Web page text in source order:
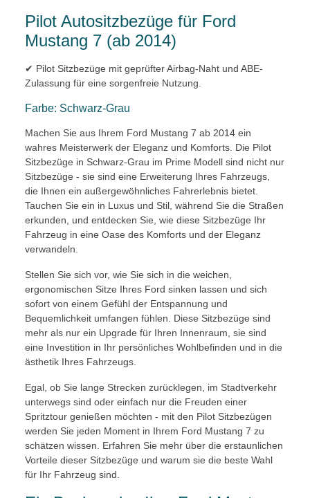
Pilot Autositzbezüge für Ford
Mustang 7 (ab 2014)
✔ Pilot Sitzbezüge mit geprüfter Airbag-Naht und ABE-
Zulassung für eine sorgenfreie Nutzung.
Farbe: Schwarz-Grau
Machen Sie aus Ihrem Ford Mustang 7 ab 2014 ein
wahres Meisterwerk der Eleganz und Komforts. Die Pilot
Sitzbezüge in Schwarz-Grau im Prime Modell sind nicht nur
Sitzbezüge - sie sind eine Erweiterung Ihres Fahrzeugs,
die Ihnen ein außergewöhnliches Fahrerlebnis bietet.
Tauchen Sie ein in Luxus und Stil, während Sie die Straßen
erkunden, und entdecken Sie, wie diese Sitzbezüge Ihr
Fahrzeug in eine Oase des Komforts und der Eleganz
verwandeln.
Stellen Sie sich vor, wie Sie sich in die weichen,
ergonomischen Sitze Ihres Ford sinken lassen und sich
sofort von einem Gefühl der Entspannung und
Bequemlichkeit umfangen fühlen. Diese Sitzbezüge sind
mehr als nur ein Upgrade für Ihren Innenraum, sie sind
eine Investition in Ihr persönliches Wohlbefinden und in die
ästhetik Ihres Fahrzeugs.
Egal, ob Sie lange Strecken zurücklegen, im Stadtverkehr
unterwegs sind oder einfach nur die Freuden einer
Spritztour genießen möchten - mit den Pilot Sitzbezügen
werden Sie jeden Moment in Ihrem Ford Mustang 7 zu
schätzen wissen. Erfahren Sie mehr über die erstaunlichen
Vorteile dieser Sitzbezüge und warum sie die beste Wahl
für Ihr Fahrzeug sind.